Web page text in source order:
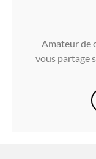
Amateur
vous partage